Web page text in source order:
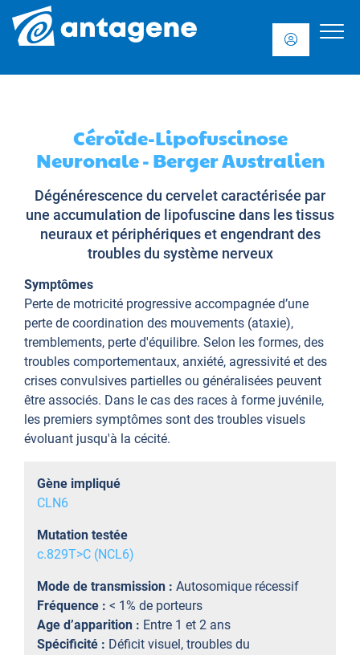
Céroïde-Lipofuscinose
Neuronale - Berger Australien
Dégénérescence du cervelet caractérisée par
une accumulation de lipofuscine dans les tissus
neuraux et périphériques et engendrant des
troubles du système nerveux
Symptômes
Perte de motricité progressive accompagnée d’une
perte de coordination des mouvements (ataxie),
tremblements, perte d'équilibre. Selon les formes, des
troubles comportementaux, anxiété, agressivité et des
crises convulsives partielles ou généralisées peuvent
être associés. Dans le cas des races à forme juvénile,
les premiers symptômes sont des troubles visuels
évoluant jusqu'à la cécité.
Gène impliqué
CLN6
Mutation testée
c.829T>C (NCL6)
Mode de transmission : Autosomique récessif
Fréquence : < 1% de porteurs
Age d’apparition : Entre 1 et 2 ans
Spécificité : Déficit visuel, troubles du